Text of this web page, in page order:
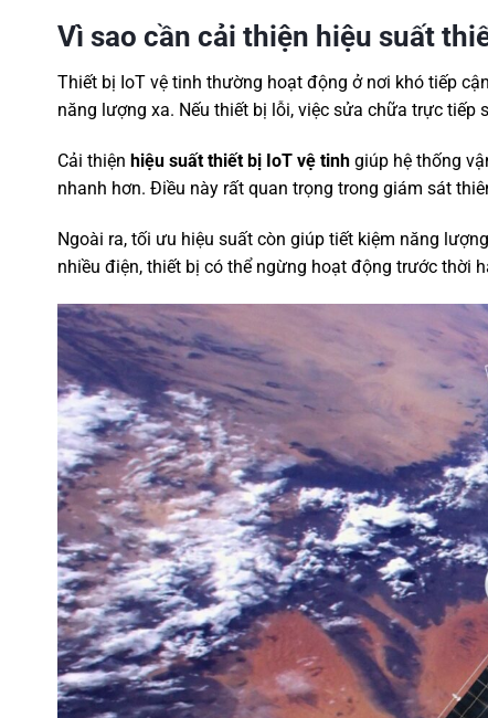
Vì sao cần cải thiện hiệu suất
Thiết bị IoT vệ tinh thường hoạt động ở nơi khó tiếp
năng lượng xa. Nếu thiết bị lỗi, việc sửa chữa trực tiếp
Cải thiện hiệu suất thiết bị IoT vệ tinh giúp hệ thống
nhanh hơn. Điều này rất quan trọng trong giám sát
Ngoài ra, tối ưu hiệu suất còn giúp tiết kiệm năng
nhiều điện, thiết bị có thể ngừng hoạt động trước thời